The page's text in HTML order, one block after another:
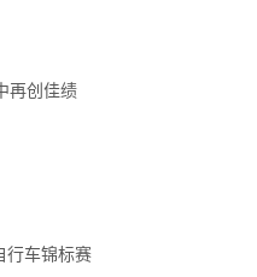
再创佳绩
行车锦标赛